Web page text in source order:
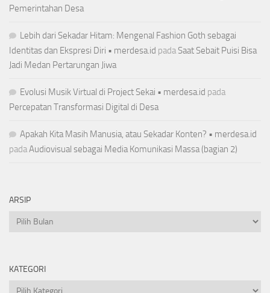
Pemerintahan Desa
Lebih dari Sekadar Hitam: Mengenal Fashion Goth sebagai
Identitas dan Ekspresi Diri • merdesa.id pada Saat Sebait Puisi Bisa
Jadi Medan Pertarungan Jiwa
Evolusi Musik Virtual di Project Sekai • merdesa.id pada
Percepatan Transformasi Digital di Desa
Apakah Kita Masih Manusia, atau Sekadar Konten? • merdesa.id
padaAudiovisual sebagai Media Komunikasi Massa (bagian 2)
ARSIP
Arsip
KATEGORI
Kategori